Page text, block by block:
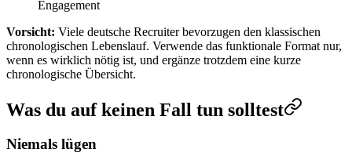
Engagement
Vorsicht: Viele deutsche Recruiter bevorzugen den klassischen
chronologischen Lebenslauf. Verwende das funktionale Format nur,
wenn es wirklich nötig ist, und ergänze trotzdem eine kurze
chronologische Übersicht.
Was du auf keinen Fall tun solltest
Niemals lügen